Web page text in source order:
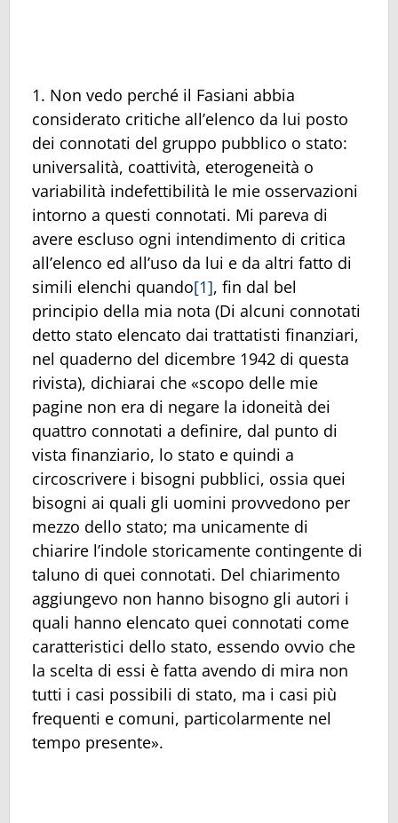
1. Non vedo perché il Fasiani abbia
considerato critiche all’elenco da lui posto
dei connotati del gruppo pubblico o stato:
universalità, coattività, eterogeneità o
variabilità indefettibilità le mie osservazioni
intorno a questi connotati. Mi pareva di
avere escluso ogni intendimento di critica
all’elenco ed all’uso da lui e da altri fatto di
simili elenchi quando[1], fin dal bel
principio della mia nota (Di alcuni connotati
detto stato elencato dai trattatisti finanziari,
nel quaderno del dicembre 1942 di questa
rivista), dichiarai che «scopo delle mie
pagine non era di negare la idoneità dei
quattro connotati a definire, dal punto di
vista finanziario, lo stato e quindi a
circoscrivere i bisogni pubblici, ossia quei
bisogni ai quali gli uomini provvedono per
mezzo dello stato; ma unicamente di
chiarire l’indole storicamente contingente di
taluno di quei connotati. Del chiarimento
aggiungevo non hanno bisogno gli autori i
quali hanno elencato quei connotati come
caratteristici dello stato, essendo ovvio che
la scelta di essi è fatta avendo di mira non
tutti i casi possibili di stato, ma i casi più
frequenti e comuni, particolarmente nel
tempo presente».